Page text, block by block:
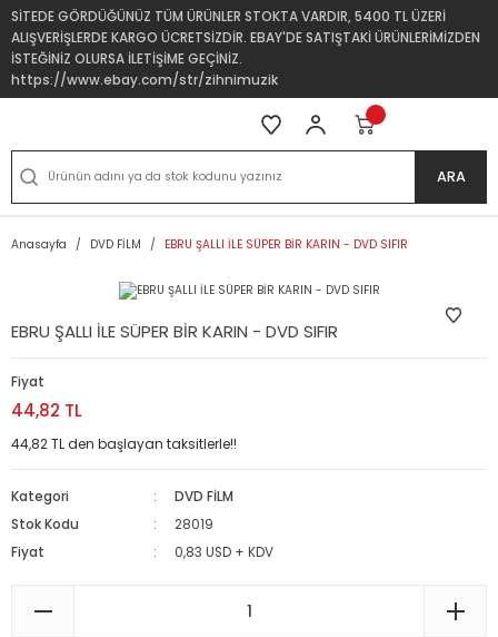
SİTEDE GÖRDÜĞÜNÜZ TÜM ÜRÜNLER STOKTA VARDIR, 5400 TL ÜZERİ
ALIŞVERİŞLERDE KARGO ÜCRETSİZDİR. EBAY'DE SATIŞTAKİ ÜRÜNLERİMİZDEN
İSTEĞİNİZ OLURSA İLETİŞİME GEÇİNİZ.
https://www.ebay.com/str/zihnimuzik
ARA
Anasayfa DVD FİLM EBRU ŞALLI İLE SÜPER BİR KARIN - DVD SIFIR
EBRU ŞALLI İLE SÜPER BİR KARIN - DVD SIFIR
Fiyat
44,82 TL
44,82 TL den başlayan taksitlerle!!
Kategori
DVD FİLM
Stok Kodu
28019
Fiyat
0,83 USD + KDV